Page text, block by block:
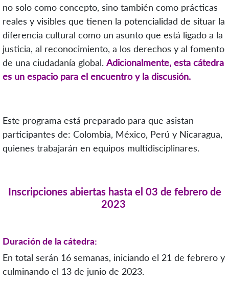
no solo como concepto, sino también como prácticas
reales y visibles que tienen la potencialidad de situar la
diferencia cultural como un asunto que está ligado a la
justicia, al reconocimiento, a los derechos y al fomento
de una ciudadanía global. Adicionalmente, esta cátedra
es un espacio para el encuentro y la discusión.
Este programa está preparado para que asistan
participantes de: Colombia, México, Perú y Nicaragua,
quienes trabajarán en equipos multidisciplinares.
Inscripciones abiertas hasta el 03 de febrero de
2023
Duración de la cátedra:
En total serán 16 semanas, iniciando el 21 de febrero y
culminando el 13 de junio de 2023.